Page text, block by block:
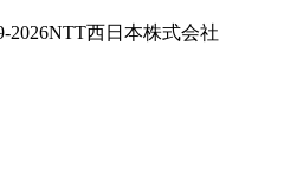
西日本株式会社